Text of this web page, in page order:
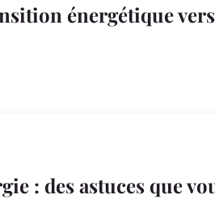
énergétique
: des astuces que